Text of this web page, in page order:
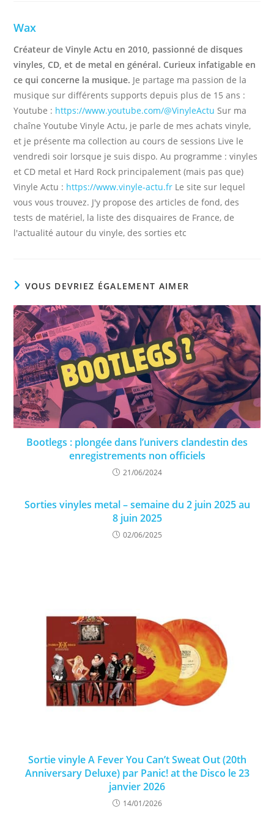
Wax
Créateur de Vinyle Actu en 2010, passionné de disques
vinyles, CD, et de metal en général. Curieux infatigable en
ce qui concerne la musique. Je partage ma passion de la
musique sur différents supports depuis plus de 15 ans :
Youtube : https://www.youtube.com/@VinyleActu Sur ma
chaîne Youtube Vinyle Actu, je parle de mes achats vinyle,
et je présente ma collection au cours de sessions Live le
vendredi soir lorsque je suis dispo. Au programme : vinyles
et CD metal et Hard Rock principalement (mais pas que)
Vinyle Actu : https://www.vinyle-actu.fr Le site sur lequel
vous vous trouvez. J'y propose des articles de fond, des
tests de matériel, la liste des disquaires de France, de
l'actualité autour du vinyle, des sorties etc
VOUS DEVRIEZ ÉGALEMENT AIMER
Bootlegs : plongée dans l’univers clandestin des
enregistrements non officiels
21/06/2024
Sorties vinyles metal – semaine du 2 juin 2025 au
8 juin 2025
02/06/2025
Sortie vinyle A Fever You Can’t Sweat Out (20th
Anniversary Deluxe) par Panic! at the Disco le 23
janvier 2026
14/01/2026